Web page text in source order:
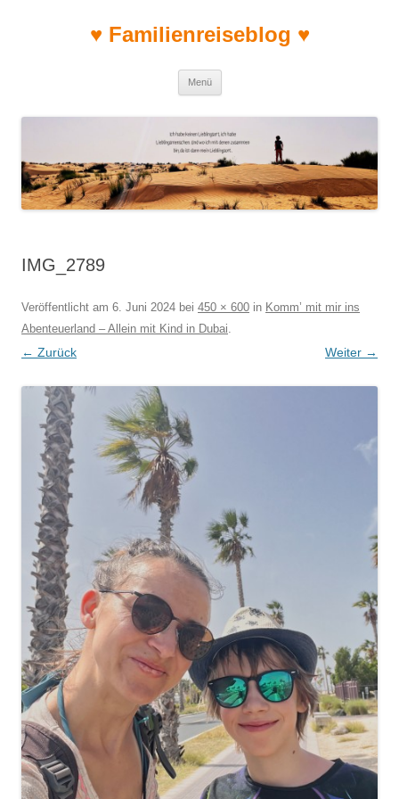
♥ Familienreiseblog ♥
Menü
IMG_2789
Veröffentlicht am 6. Juni 2024 bei 450 × 600 in Komm’ mit mir ins
Abenteuerland – Allein mit Kind in Dubai.
← Zurück Weiter →